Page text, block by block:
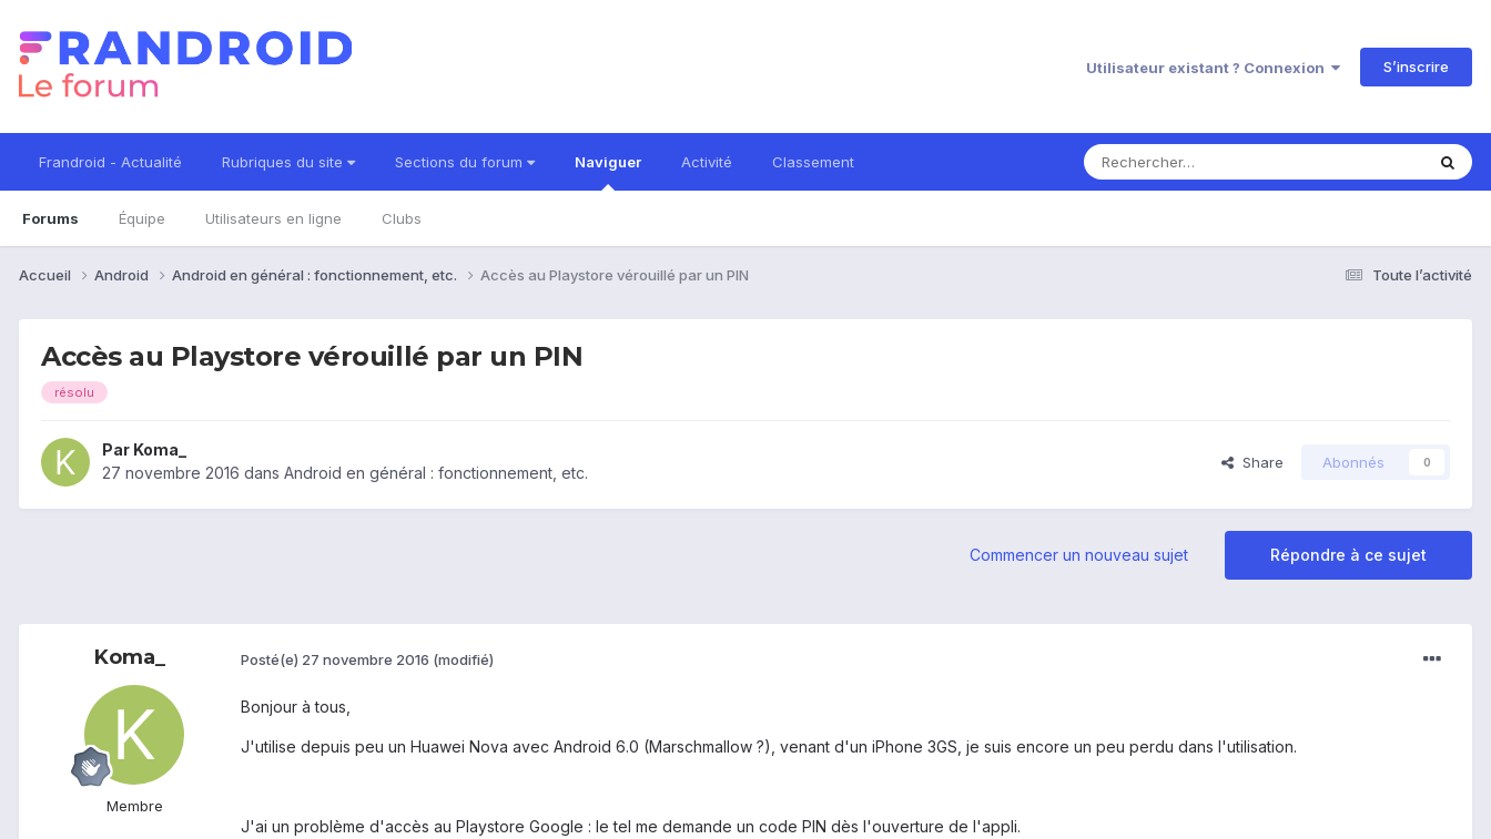
Utilisateur existant ? Connexion S’inscrire
Frandroid - Actualité Rubriques du site Sections du forum Naviguer
Forums Équipe Utilisateurs en ligne Clubs
Activité Classement
Toute l’activité
Accueil Android Android en général : fonctionnement, etc. Accès au Playstore vérouillé par un PIN
Accès au Playstore vérouillé par un PIN
résolu
Par Koma_
27 novembre 2016 dans Android en général : fonctionnement, etc.
Share Abonnés 0
Répondre à ce sujet
Commencer un nouveau sujet
Koma_
Membre
Posté(e) 27 novembre 2016 (modifié)
Bonjour à tous,
J'utilise depuis peu un Huawei Nova avec Android 6.0 (Marschmallow ?), venant d'un iPhone 3GS, je suis encore un peu perdu dans l'utilisation.
J'ai un problème d'accès au Playstore Google : le tel me demande un code PIN dès l'ouverture de l'appli.